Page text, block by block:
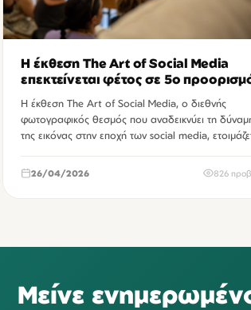
Η έκθεση The Art of Social Media
επεκτείνεται φέτος σε 5ο
έκπληξη
Η έκθεση The Art of Social Media, ο διεθνής
φωτογραφικός θεσμός που αναδεικνύει τη
της εικόνας στην εποχή των social media,
26/04/2026 826
Μείνε